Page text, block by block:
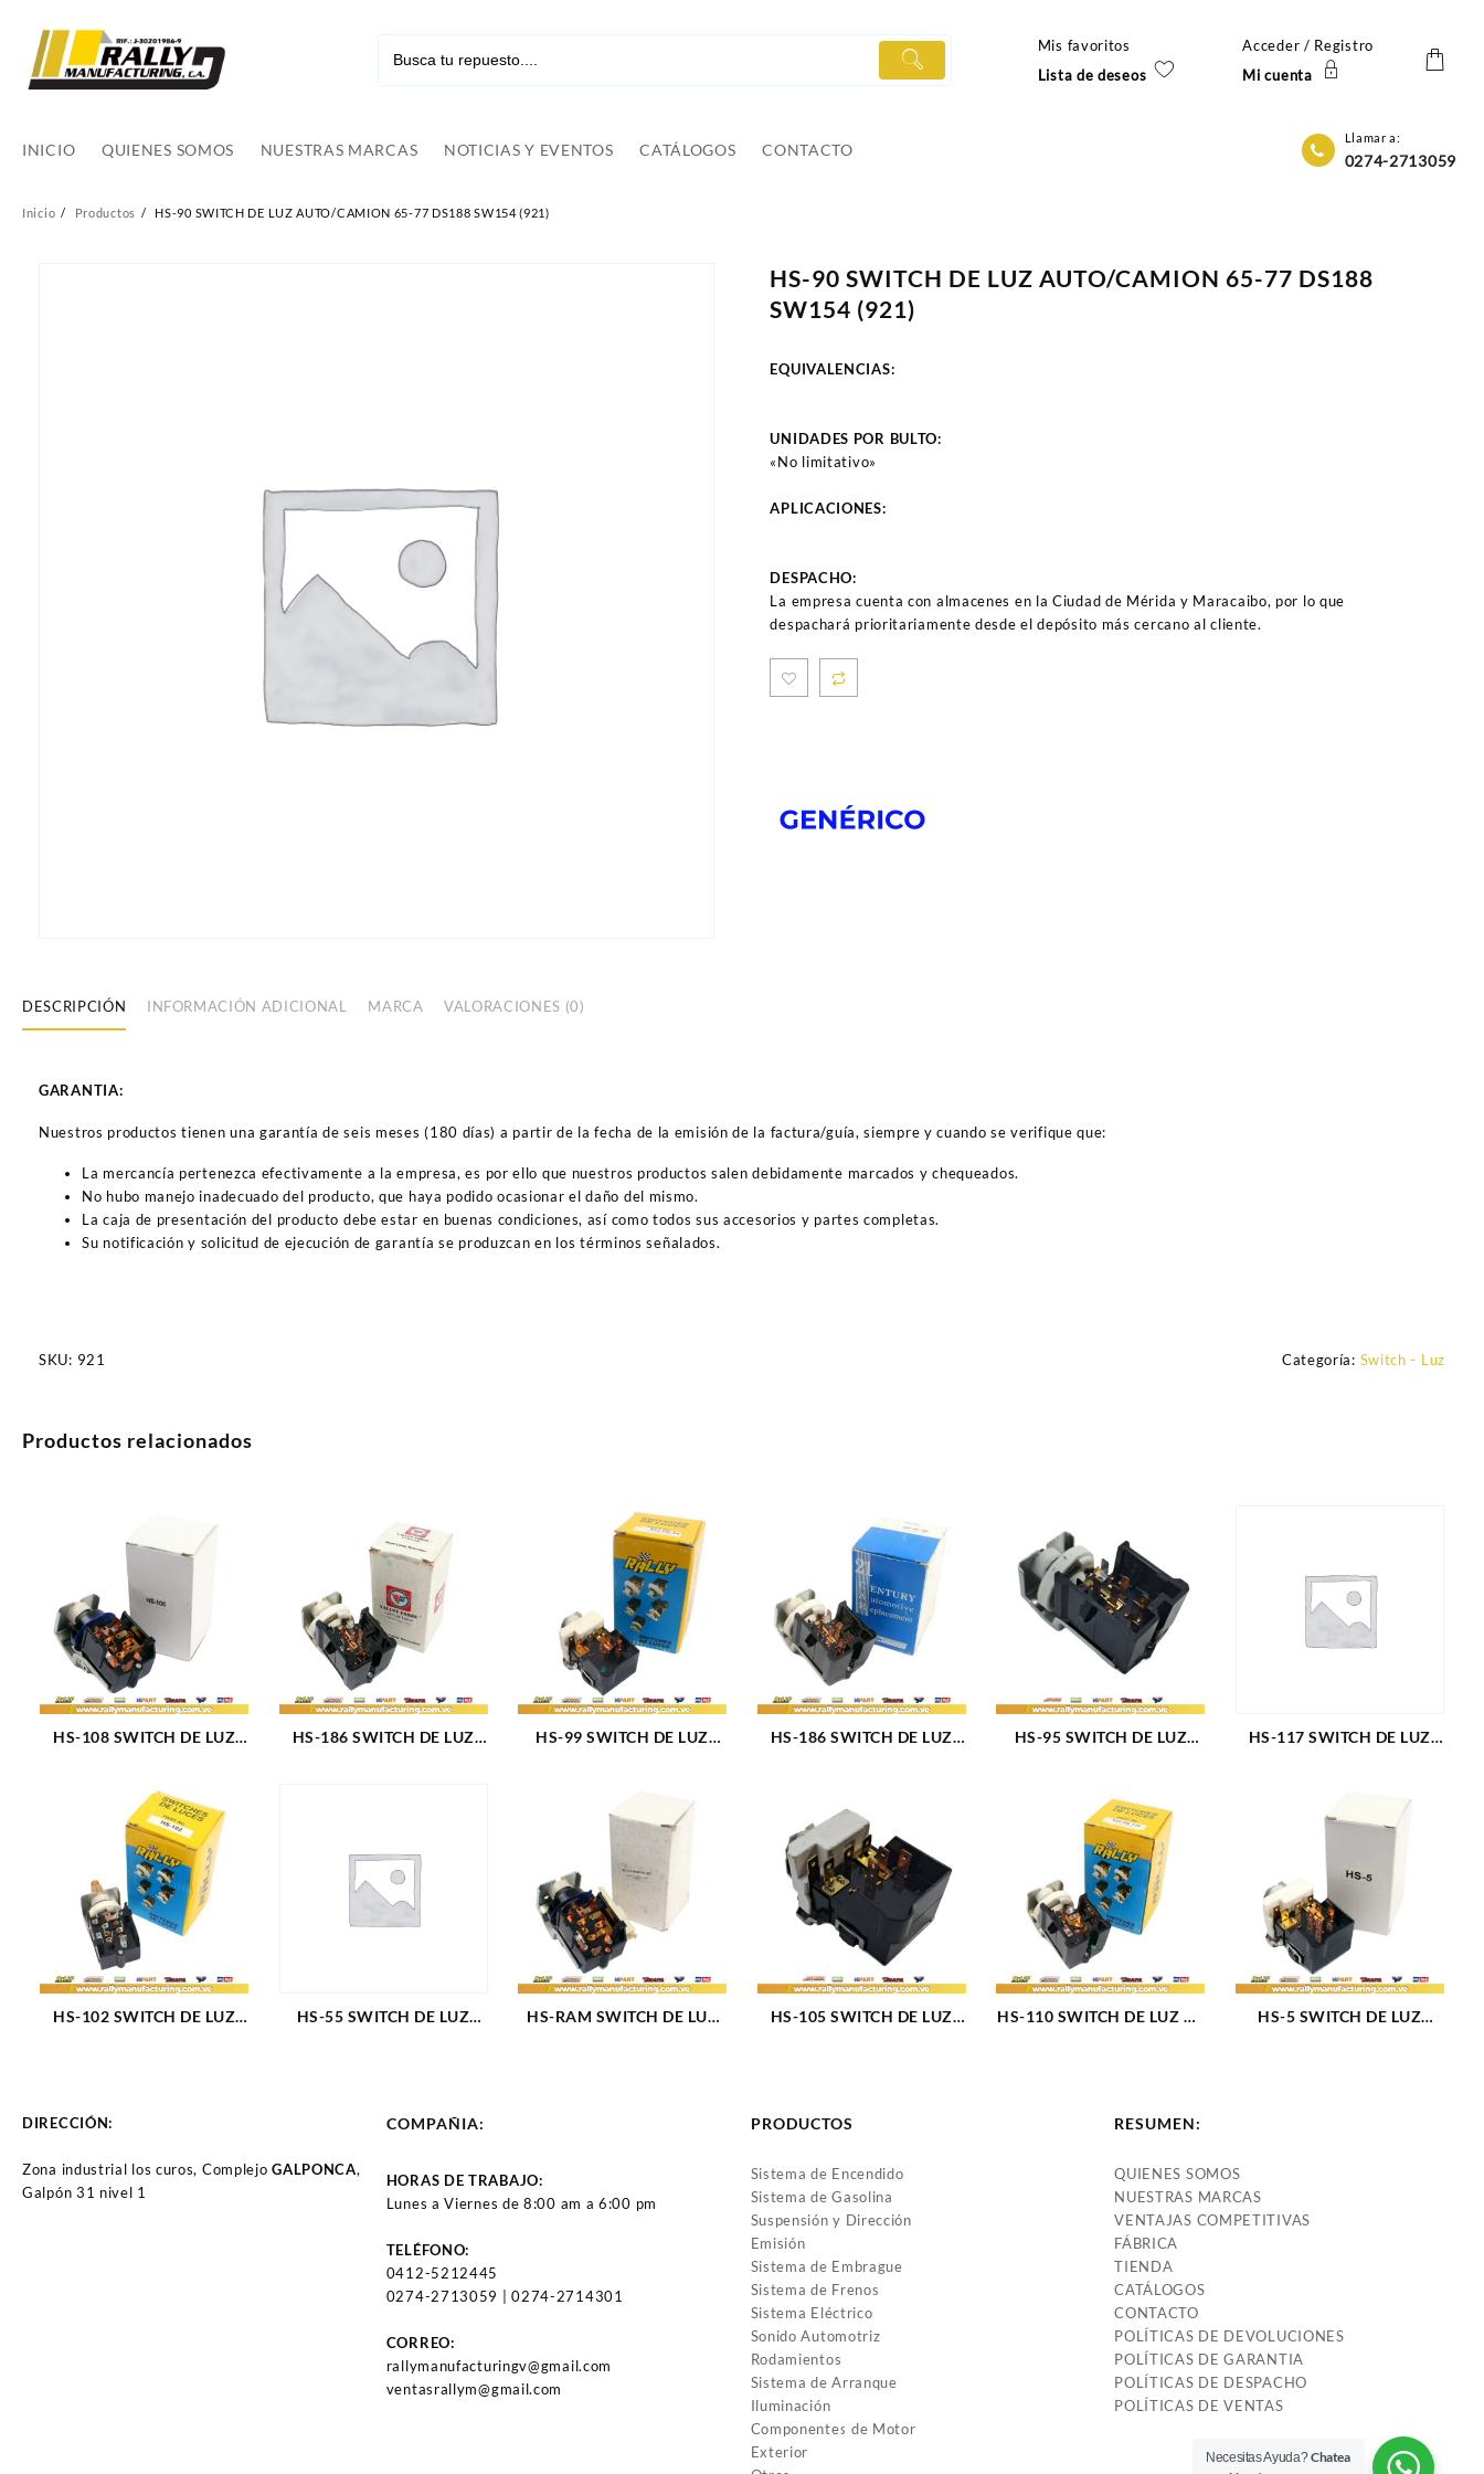
contenido
Mis favoritos
Lista de deseos
Acceder / Registro
Mi cuenta
INICIO QUIENES SOMOS NUESTRAS MARCAS NOTICIAS Y EVENTOS CATÁLOGOS CONTACTO
Llamar a:
0274-2713059
Inicio Productos HS-90 SWITCH DE LUZ AUTO/CAMION 65-77 DS188 SW154 (921)
HS-90 SWITCH DE LUZ AUTO/CAMION 65-77 DS188
SW154 (921)
EQUIVALENCIAS:
UNIDADES POR BULTO:
«No limitativo»
APLICACIONES:
DESPACHO:
La empresa cuenta con almacenes en la Ciudad de Mérida y Maracaibo, por lo que
despachará prioritariamente desde el depósito más cercano al cliente.
DESCRIPCIÓN INFORMACIÓN ADICIONAL MARCA VALORACIONES (0)
GARANTIA:
Nuestros productos tienen una garantía de seis meses (180 días) a partir de la fecha de la emisión de la factura/guía, siempre y cuando se verifique que:
La mercancía pertenezca efectivamente a la empresa, es por ello que nuestros productos salen debidamente marcados y chequeados.
No hubo manejo inadecuado del producto, que haya podido ocasionar el daño del mismo.
La caja de presentación del producto debe estar en buenas condiciones, así como todos sus accesorios y partes completas.
Su notificación y solicitud de ejecución de garantía se produzcan en los términos señalados.
SKU: 921 Categoría: Switch - Luz
Productos relacionados
HS-108 SWITCH DE LUZ
HS-186 SWITCH DE LUZ
HS-99 SWITCH DE LUZ
HS-186 SWITCH DE LUZ
HS-95 SWITCH DE LUZ
HS-117 SWITCH DE LUZ
HS-102 SWITCH DE LUZ
HS-55 SWITCH DE LUZ
HS-RAM SWITCH DE LUZ
HS-105 SWITCH DE LUZ
HS-110 SWITCH DE LUZ DS
HS-5 SWITCH DE LUZ
DIRECCIÓN:
Zona industrial los curos, ComplejoGALPONCA,
Galpón 31 nivel 1
COMPAÑIA:
HORAS DE TRABAJO:
Lunes a Viernes de 8:00 am a 6:00 pm
TELÉFONO:
0412-5212445
0274-2713059 | 0274-2714301
CORREO:
rallymanufacturingv@gmail.com
ventasrallym@gmail.com
PRODUCTOS
Sistema de Encendido
Sistema de Gasolina
Suspensión y Dirección
Emisión
Sistema de Embrague
Sistema de Frenos
Sistema Eléctrico
Sonido Automotriz
Rodamientos
Sistema de Arranque
Iluminación
Componentes de Motor
Exterior
RESUMEN:
QUIENES SOMOS
NUESTRAS MARCAS
VENTAJAS COMPETITIVAS
FÁBRICA
TIENDA
CATÁLOGOS
CONTACTO
POLÍTICAS DE DEVOLUCIONES
POLÍTICAS DE GARANTIA
POLÍTICAS DE DESPACHO
POLÍTICAS DE VENTAS
Necesitas Ayuda?Chatea